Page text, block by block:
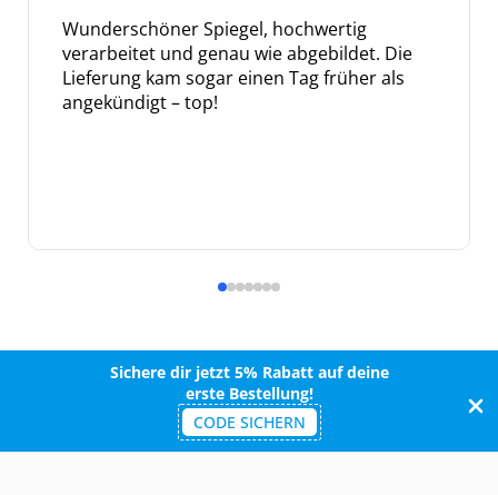
Wunderschöner Spiegel, hochwertig
verarbeitet und genau wie abgebildet. Die
Lieferung kam sogar einen Tag früher als
angekündigt – top!
Sichere dir jetzt 5% Rabatt auf deine
erste Bestellung!
CODE SICHERN